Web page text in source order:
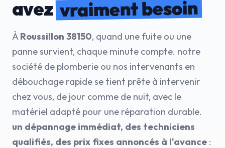
avezvraiment besoin
ÀRoussillon 38150, quand une fuite ou une
panne survient, chaque minute compte. notre
société de plomberie ou nos intervenants en
débouchage rapide se tient prête à intervenir
chez vous, de jour comme de nuit, avec le
matériel adapté pour une réparation durable.
un dépannage immédiat, des techniciens
qualifiés, des prix fixes annoncés à l'avance :